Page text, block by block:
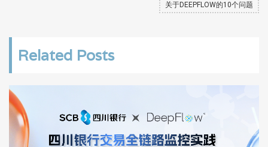
关于DEEPFLOW的10个问题
Related Posts